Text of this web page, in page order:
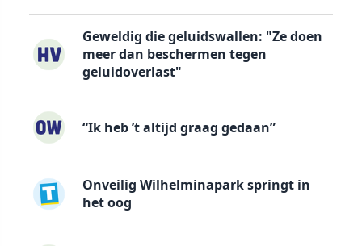
Geweldig die geluidswallen: "Ze doen
meer dan beschermen tegen
geluidoverlast"
“Ik heb ’t altijd graag gedaan”
Onveilig Wilhelminapark springt in
het oog